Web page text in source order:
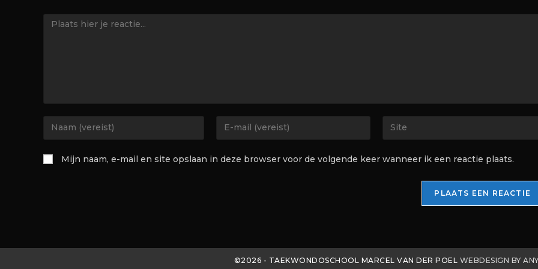
Mijn naam, e-mail en site opslaan in deze browser voor de volgende keer wanneer ik een reactie plaats.
©2026 - TAEKWONDOSCHOOL MARCEL VAN DER POEL WEBDESIGN BY